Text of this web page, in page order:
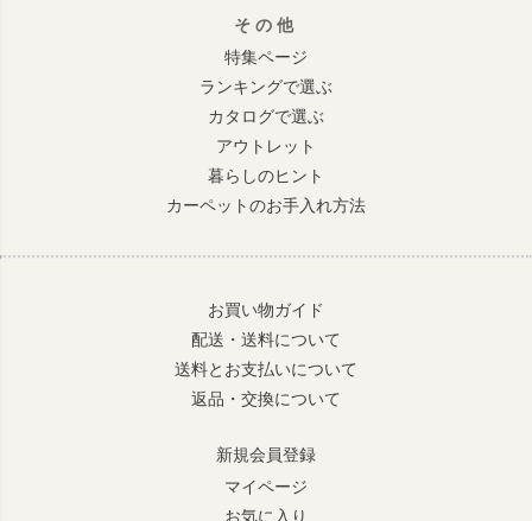
その他
特集ページ
ランキングで選ぶ
カタログで選ぶ
アウトレット
暮らしのヒント
カーペットのお手入れ方法
お買い物ガイド
配送・送料について
送料とお支払いについて
返品・交換について
新規会員登録
マイページ
お気に入り